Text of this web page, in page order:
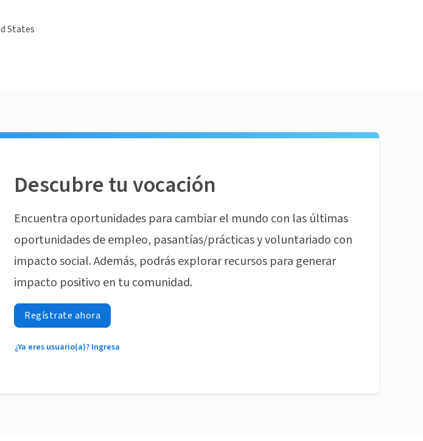
States
Descubre tu vocación
Encuentra oportunidades para cambiar el mundo con las últimas
oportunidades de empleo, pasantías/prácticas y voluntariado con
impacto social. Además, podrás explorar recursos para generar
impacto positivo en tu comunidad.
Regístrate ahora
¿Ya eres usuario(a)? Ingresa